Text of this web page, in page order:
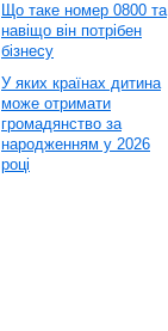
Що таке номер 0800 та
навіщо він потрібен
бізнесу
У яких країнах дитина
може отримати
громадянство за
народженням у 2026
році